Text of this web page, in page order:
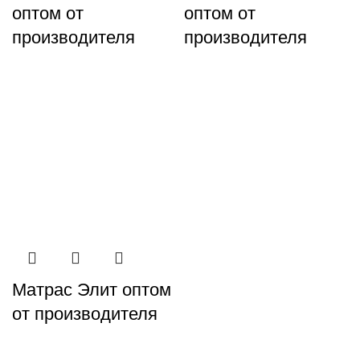
оптом от
производителя
оптом от
производителя
Матрас Элит оптом
от производителя